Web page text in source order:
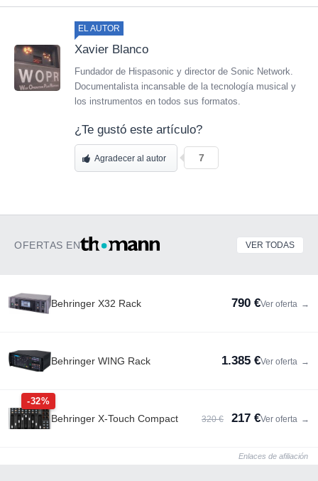
EL AUTOR
Xavier Blanco
Fundador de Hispasonic y director de Sonic Network.
Documentalista incansable de la tecnología musical y
los instrumentos en todos sus formatos.
¿Te gustó este artículo?
Agradecer al autor 7
OFERTAS EN VER TODAS
Behringer X32 Rack 790 €Ver oferta →
Behringer WING Rack 1.385 €Ver oferta →
-32%
Behringer X-Touch Compact 320 € 217 €Ver oferta →
Enlaces de afiliación